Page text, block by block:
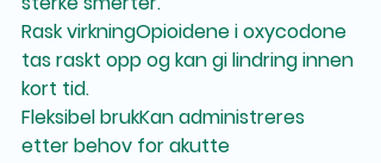
Rask virkningOpioidene i oxycodone
tas raskt opp og kan gi lindring innen
kort tid.
Fleksibel brukKan administreres
etter behov for akutte